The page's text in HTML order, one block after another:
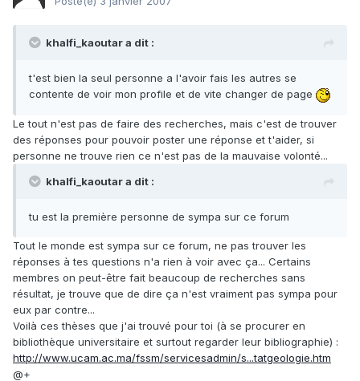
khalfi_kaoutar a dit :
t'est bien la seul personne a l'avoir fais les autres se
contente de voir mon profile et de vite changer de page
Le tout n'est pas de faire des recherches, mais c'est de trouver
des réponses pour pouvoir poster une réponse et t'aider, si
personne ne trouve rien ce n'est pas de la mauvaise volonté...
khalfi_kaoutar a dit :
tu est la première personne de sympa sur ce forum
Tout le monde est sympa sur ce forum, ne pas trouver les
réponses à tes questions n'a rien à voir avec ça... Certains
membres on peut-être fait beaucoup de recherches sans
résultat, je trouve que de dire ça n'est vraiment pas sympa pour
eux par contre...
Voilà ces thèses que j'ai trouvé pour toi (à se procurer en
bibliothèque universitaire et surtout regarder leur bibliographie) :
http://www.ucam.ac.ma/fssm/servicesadmin/s...tatgeologie.htm
@+